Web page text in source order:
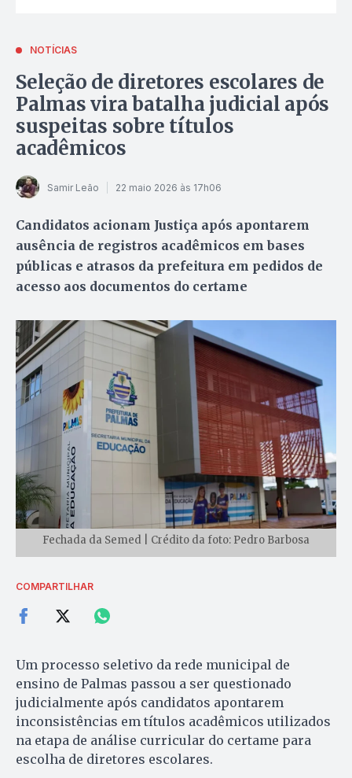
NOTÍCIAS
Seleção de diretores escolares de
Palmas vira batalha judicial após
suspeitas sobre títulos
acadêmicos
Samir Leão 22 maio 2026 às 17h06
Candidatos acionam Justiça após apontarem
ausência de registros acadêmicos em bases
públicas e atrasos da prefeitura em pedidos de
acesso aos documentos do certame
Fechada da Semed | Crédito da foto: Pedro Barbosa
COMPARTILHAR
Um processo seletivo da rede municipal de
ensino de Palmas passou a ser questionado
judicialmente após candidatos apontarem
inconsistências em títulos acadêmicos utilizados
na etapa de análise curricular do certame para
escolha de diretores escolares.